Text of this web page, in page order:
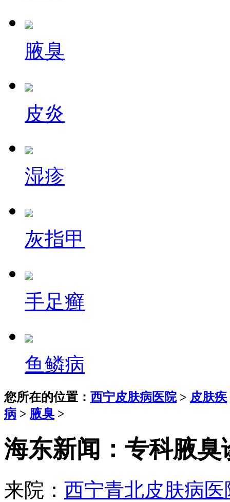
腋臭
皮炎
湿疹
灰指甲
手足癣
鱼鳞病
您所在的位置： 西宁皮肤病医院> 皮肤疾
病 > 腋臭 >
海东新闻：专科腋
来院： 西宁青北皮肤病医